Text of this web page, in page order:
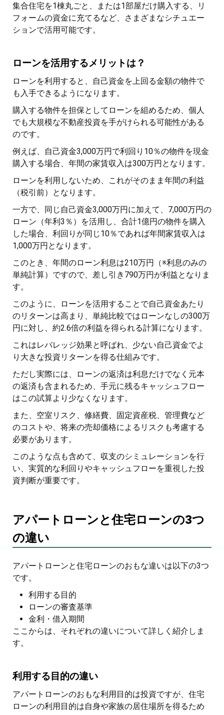
集合住宅を1棟丸ごと、または1部屋だけ購入する、リ
フォームの資金に充てるなど、さまざまなシチュエー
ションで活用可能です。
ローンを活用するメリットは？
ローンを利用すると、自己資金を上回る金額の物件で
も入手できるようになります。
購入する物件を担保としてローンを組めるため、個人
でも大規模な不動産投資を手がけられる可能性がある
のです。
例えば、自己資金3,000万円で利回り10％の物件を現金
購入する場合、年間の家賃収入は300万円となります。
ローンを利用しないため、これがそのまま年間の利益
（税引前）となります。
一方で、同じ自己資金3,000万円に加えて、7,000万円の
ローン（年利3％）を活用し、合計1億円の物件を購入
した場合、利回りが同じ10％であれば年間家賃収入は
1,000万円となります。
このとき、年間のローン利息は210万円（※利息のみの
単純計算）ですので、差し引き790万円が利益となりま
す。
このように、ローンを活用することで自己資金あたり
のリターンは高まり、単純比較ではローンなしの300万
円に対し、約2.6倍の利益を得られる計算になります。
これはレバレッジ効果と呼ばれ、少ない自己資金でよ
り大きな投資リターンを得る仕組みです。
ただし実際には、ローンの返済は利息だけでなく元本
の返済も含まれるため、手元に残るキャッシュフロー
はこの試算より少なくなります。
また、空室リスク、修繕費、固定資産税、管理費など
のコストや、将来の売却価格によるリスクも考慮する
必要があります。
このような点も含めて、収支のシミュレーションを行
い、実質的な利回りやキャッシュフローを重視した投
資判断が重要です。
アパートローンと住宅ローンの3つ
の違い
アパートローンと住宅ローンのおもな違いは以下の3つ
です。
利用する目的
ローンの審査基準
金利・借入期間
ここからは、それぞれの違いについて詳しく紹介しま
す。
利用する目的の違い
アパートローンのおもな利用目的は投資ですが、住宅
ローンの利用目的は自身や家族の居住場所を得るため